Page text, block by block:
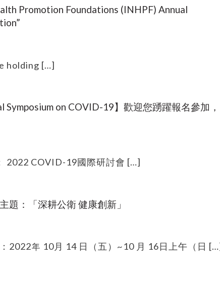
Promotion Foundations (INHPF) Annual
holding […]
on COVID-19】歡迎您踴躍報名參加，
2022 COVID-19國際研討會 […]
題：「深耕公衛 健康創新」
2022年 10月 14 日（五）~10 月 16日上午（日